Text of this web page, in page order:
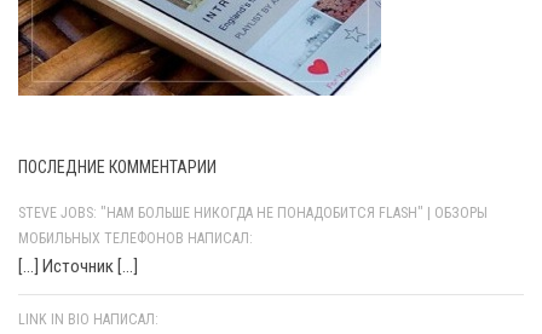
ПОСЛЕДНИЕ КОММЕНТАРИИ
STEVE JOBS: "НАМ БОЛЬШЕ НИКОГДА НЕ ПОНАДОБИТСЯ FLASH" | ОБЗОРЫ
МОБИЛЬНЫХ ТЕЛЕФОНОВ НАПИСАЛ:
[…] Источник […]
LINK IN BIO НАПИСАЛ: